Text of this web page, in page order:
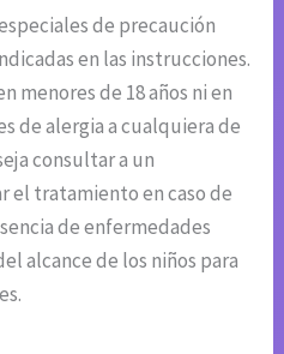
de precaución
en las instrucciones.
menores de 18 años ni en
de alergia a cualquiera de
consultar a un
el tratamiento en caso de
de enfermedades
alcance de los niños para